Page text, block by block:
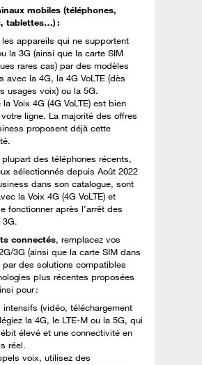
mobiles (téléphones,
tablettes…) :
les appareils qui ne supportent
la 3G (ainsi que la carte SIM
rares cas) par des modèles
avec la 4G, la 4G VoLTE (dès
usages voix) ou la 5G.
la Voix 4G (4G VoLTE) est bien
ligne. La majorité des offres
proposent déjà cette
des téléphones récents,
sélectionnés depuis Août 2022
dans son catalogue, sont
la Voix 4G (4G VoLTE) et
fonctionner après l’arrêt des
3G.
connectés, remplacez vos
3G (ainsi que la carte SIM dans
par des solutions compatibles
plus récentes proposées
pour :
intensifs (vidéo, téléchargement
la 4G, le LTE-M ou la 5G, qui
élevé et une connectivité en
réel.
voix, utilisez des